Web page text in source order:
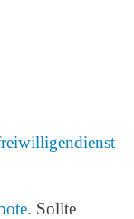
. Sollte